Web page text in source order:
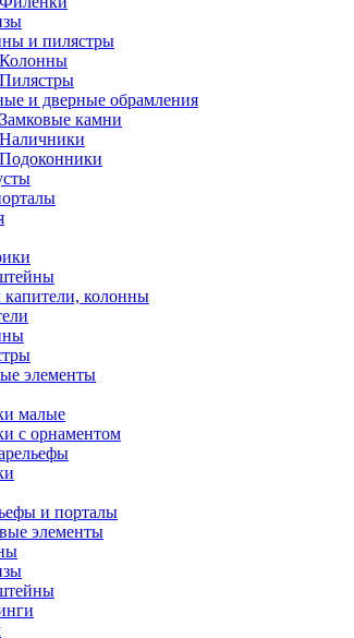
и пилястры
Колонны
Пилястры
и дверные обрамления
Замковые камни
Наличники
Подоконники
колонны
элементы
малые
с орнаментом
и порталы
элементы